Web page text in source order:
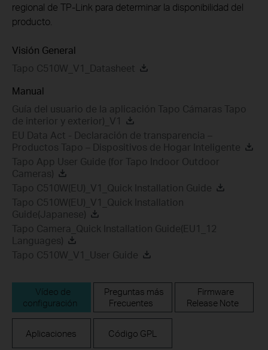
regional de TP-Link para determinar la disponibilidad del
producto.
Visión General
Tapo C510W_V1_Datasheet
Manual
Guía del usuario de la aplicación Tapo Cámaras Tapo
de interior y exterior)_V1
EU Data Act - Declaración de transparencia –
Productos Tapo – Dispositivos de Hogar Inteligente
Tapo App User Guide (for Tapo Indoor Outdoor
Cameras)
Tapo C510W(EU)_V1_Quick Installation Guide
Tapo C510W(EU)_V1_Quick Installation
Guide(Japanese)
Tapo Camera_Quick Installation Guide(EU1_12
Languages)
Tapo C510W_V1_User Guide
Vídeo de
configuración
Preguntas más
Frecuentes
Firmware
Release Note
Aplicaciones Código GPL